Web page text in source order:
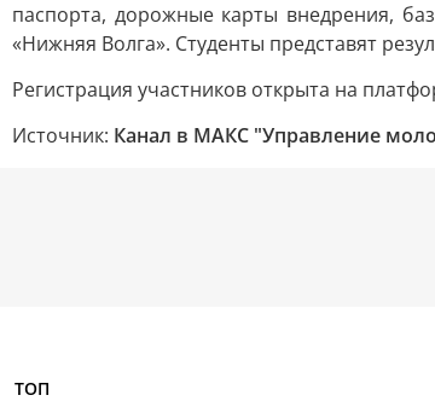
паспорта, дорожные карты внедрения,
«Нижняя Волга». Студенты представят
Регистрация участников открыта на
Источник: Канал в МАКС "Управление
ТОП